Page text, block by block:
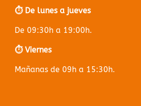
⏱️ De lunes a jueves
De 09:30h a 19:00h.
⏱️ Viernes
Mañanas de 09h a 15:30h.